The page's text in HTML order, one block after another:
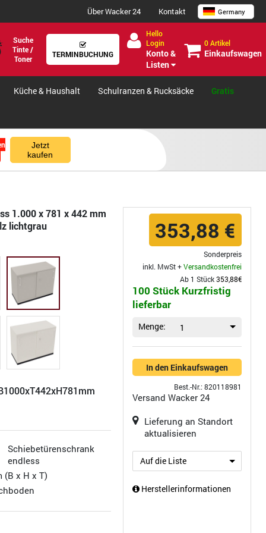
Über Wacker 24 Kontakt Germany
Suche
Tinte /
Toner
TERMINBUCHUNG
Hello
Login
Konto &
Listen
0 Artikel
Einkaufswagen
Küche & Haushalt Schulranzen & Rucksäcke Gratis
Jetzt
kaufen
1.000 x 781 x 442 mm
lichtgrau
Schiebetürenschrank
endless
(B x H x T)
353,88 €
Sonderpreis
inkl. MwSt +Versandkostenfrei
Ab 1 Stück353,88€
100 Stück Kurzfristig
lieferbar
Menge: 1
In den Einkaufswagen
Best.-Nr.: 820118981
Versand Wacker 24
Lieferung an Standort
aktualisieren
Auf die Liste
Herstellerinformationen